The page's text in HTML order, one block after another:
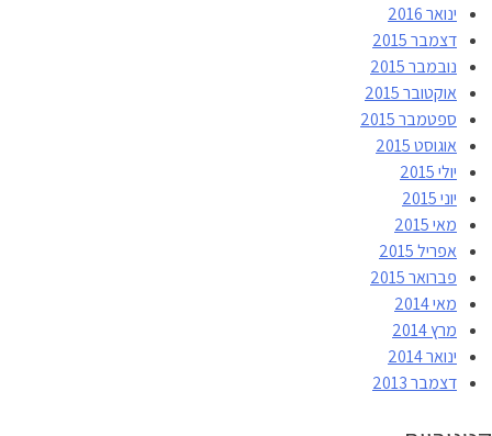
ינואר 2016
דצמבר 2015
נובמבר 2015
אוקטובר 2015
ספטמבר 2015
אוגוסט 2015
יולי 2015
יוני 2015
מאי 2015
אפריל 2015
פברואר 2015
מאי 2014
מרץ 2014
ינואר 2014
דצמבר 2013